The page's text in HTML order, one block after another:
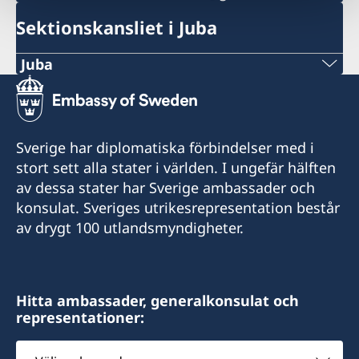
Sektionskansliet i Juba
Juba
Sektionskansliet i Juba har avslutat sin
verksamhet den 14 augusti 2024.
Konsulära ärenden hänvisas till ambassaden i
Addis Abeba. Schengenviseringar för personer
som vistas i Sydsudan handläggs av Sveriges
ambassad Addis Abeba.
Sverige har diplomatiska förbindelser med i
stort sett alla stater i världen. I ungefär hälften
av dessa stater har Sverige ambassader och
konsulat. Sveriges utrikesrepresentation består
av drygt 100 utlandsmyndigheter.
Hitta ambassader, generalkonsulat och
representationer:
Välj